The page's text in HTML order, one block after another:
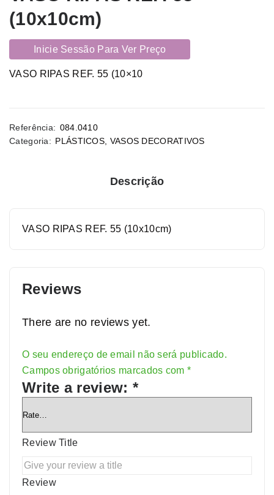
(10x10cm)
Inicie Sessão Para Ver Preço
VASO RIPAS REF. 55 (10×10
Referência: 084.0410
Categoria: PLÁSTICOS VASOS DECORATIVOS
Descrição
VASO RIPAS REF. 55 (10x10cm)
Reviews
There are no reviews yet.
O seu endereço de email não será publicado.
Campos obrigatórios marcados com *
Write a review: *
Review Title
Review
Alternative: